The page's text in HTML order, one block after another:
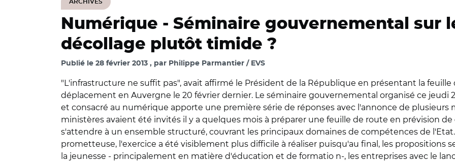
ARCHIVES
Numérique - Séminaire gouvernemental sur
décollage plutôt timide ?
Publié le 28 février 2013 par Philippe Parmantier / EVS
"L'infrastructure ne suffit pas", avait affirmé le Président de la République en présentant la
déplacement en Auvergne le 20 février dernier. Le séminaire gouvernemental organisé ce jeudi
et consacré au numérique apporte une première série de réponses avec l'annonce de plusieurs
ministères avaient été invités il y a quelques mois à préparer une feuille de route en prévision
s'attendre à un ensemble structuré, couvrant les principaux domaines de compétences de
prometteuse, l'exercice a été visiblement plus difficile à réaliser puisqu'au final, les propositions
la jeunesse - principalement en matière d'éducation et de formatio n-, les entreprises avec le